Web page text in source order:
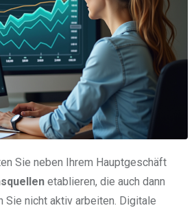
Sie neben Ihrem Hauptgeschäft
etablieren, die auch dann
Sie nicht aktiv arbeiten. Digitale